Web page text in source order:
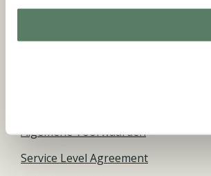
maandag t/m vrijdag van
Algemene Voorwaarden
Service Level Agreement